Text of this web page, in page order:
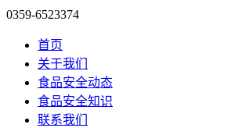
0359-6523374
首页
关于我们
食品安全动态
食品安全知识
联系我们